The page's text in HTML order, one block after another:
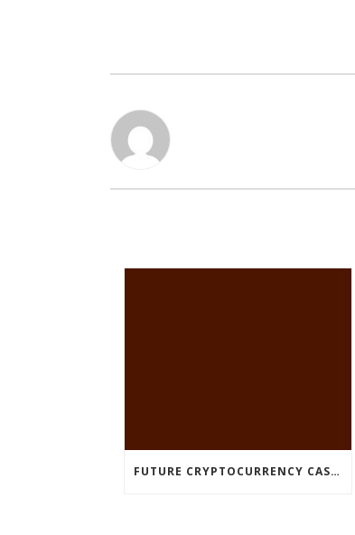
FUTURE CRYPTOCURRENCY CASINO GAMES